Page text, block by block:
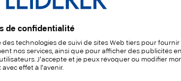
actuellement notre stratégie de développement
extra-financier des entreprises sur la base
Nous continuons à traduire nos engagements
scientifiquement fondés, et nous nous
et de manière transparente de la réalisation de